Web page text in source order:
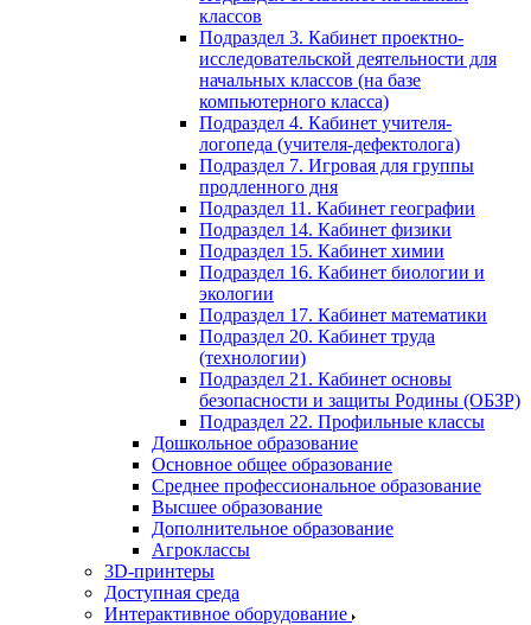
классов
Подраздел 3. Кабинет проектно-
исследовательской деятельности для
начальных классов (на базе
компьютерного класса)
Подраздел 4. Кабинет учителя-
логопеда (учителя-дефектолога)
Подраздел 7. Игровая для группы
продленного дня
Подраздел 11. Кабинет географии
Подраздел 14. Кабинет физики
Подраздел 15. Кабинет химии
Подраздел 16. Кабинет биологии и
экологии
Подраздел 17. Кабинет математики
Подраздел 20. Кабинет труда
(технологии)
Подраздел 21. Кабинет основы
безопасности и защиты Родины (ОБЗР)
Подраздел 22. Профильные классы
Дошкольное образование
Основное общее образование
Среднее профессиональное образование
Высшее образование
Дополнительное образование
Агроклассы
3D-принтеры
Доступная среда
Интерактивное оборудование